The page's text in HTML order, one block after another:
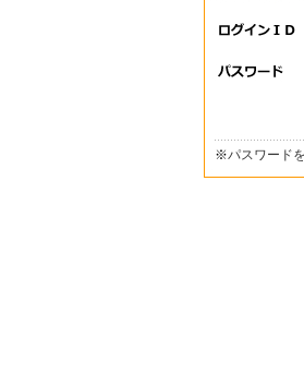
※パスワード